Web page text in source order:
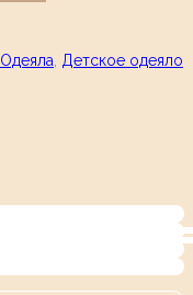
Одеяла
Детское одеяло